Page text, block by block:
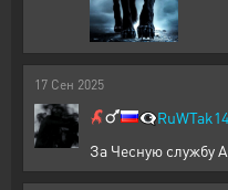
17 Сен 2025
👁️‍🗨️RuWTak14
За Чесную службу